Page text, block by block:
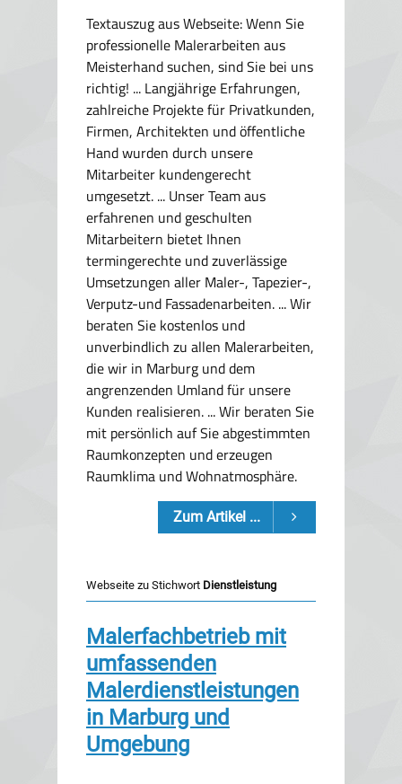
Textauszug aus Webseite:Wenn Sie
professionelle Malerarbeiten aus
Meisterhand suchen, sind Sie bei uns
richtig! ... Langjährige Erfahrungen,
zahlreiche Projekte für Privatkunden,
Firmen, Architekten und öffentliche
Hand wurden durch unsere
Mitarbeiter kundengerecht
umgesetzt. ... Unser Team aus
erfahrenen und geschulten
Mitarbeitern bietet Ihnen
termingerechte und zuverlässige
Umsetzungen aller Maler-, Tapezier-,
Verputz-und Fassadenarbeiten. ... Wir
beraten Sie kostenlos und
unverbindlich zu allen Malerarbeiten,
die wir in Marburg und dem
angrenzenden Umland für unsere
Kunden realisieren. ... Wir beraten Sie
mit persönlich auf Sie abgestimmten
Raumkonzepten und erzeugen
Raumklima und Wohnatmosphäre.
Zum Artikel ...
Webseite zu Stichwort Dienstleistung
Malerfachbetrieb mit
umfassenden
Malerdienstleistungen
in Marburg und
Umgebung